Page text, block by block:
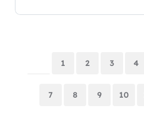
1 2 3 4
7 8 9 10